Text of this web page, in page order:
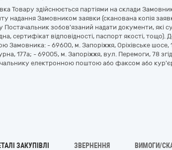
Товару здійснюється партіями на склади
надання Замовником заявки (сканована копія
Постачальник зобов'язаний надати документи, які
сертифікат відповідності, паспорт якості, тощо).
Замовника: - 69600, м. Запоріжжя, Оріхівське
177а; - 69005, м. Запоріжжя, вул. Перемоги, 78
електронною поштою або факсом або
ЗАКУПІВЛІ ЗВЕРНЕННЯ ВИМОГИ/